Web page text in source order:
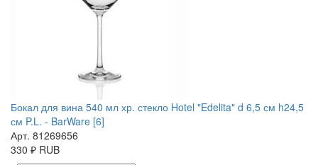
Бокал для вина 540 мл хр. стекло Hotel "Edelita" d 6,5 см h24,5
см P.L. - BarWare [6]
Арт. 81269656
330 ₽ RUB